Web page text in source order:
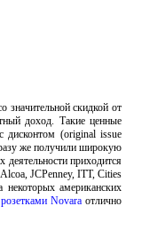
значительной скидкой от
доход. Такие ценные
дисконтом (original issue
же получили широкую
приходится
JCPenney, ITT, Cities
американских
Novara отлично